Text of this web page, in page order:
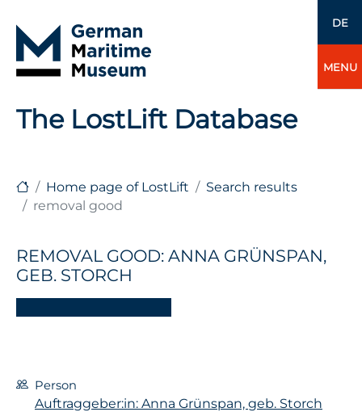
DE
MENU
The LostLift Database
Home page of LostLift
Search results
removal good
REMOVAL GOOD: ANNA GRÜNSPAN,
GEB. STORCH
Person
Auftraggeber:in: Anna Grünspan, geb. Storch